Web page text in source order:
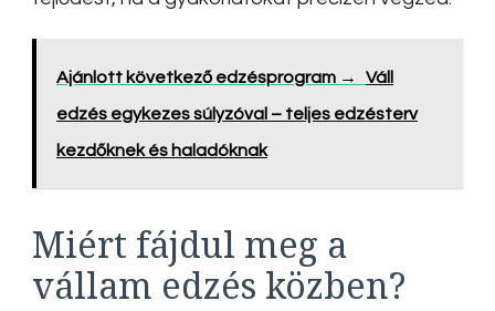
Ajánlott következő edzésprogram → Váll
edzés egykezes súlyzóval – teljes edzésterv
kezdőknek és haladóknak
Miért fájdul meg a
vállam edzés közben?